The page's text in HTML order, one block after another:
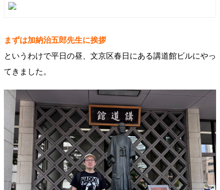
まずは加納治五郎先生に挨拶
というわけで平日の昼、文京区春日にある講道館ビルにやっ
てきました。